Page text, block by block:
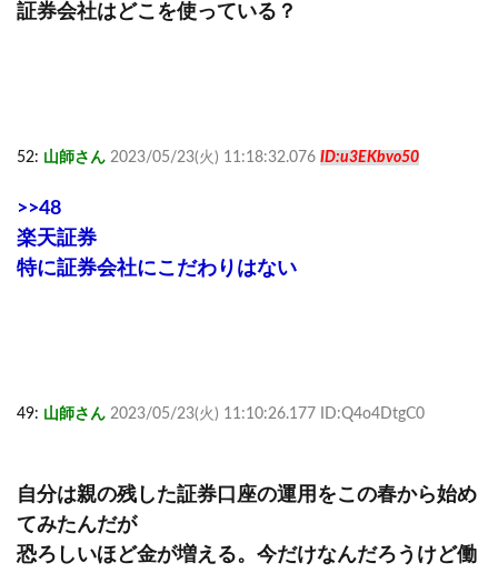
証券会社はどこを使っている？
52: 山師さん 2023/05/23(火) 11:18:32.076 ID:u3EKbvo50
>>48
楽天証券
特に証券会社にこだわりはない
49: 山師さん 2023/05/23(火) 11:10:26.177 ID:Q4o4DtgC0
自分は親の残した証券口座の運用をこの春から始め
てみたんだが
恐ろしいほど金が増える。今だけなんだろうけど働